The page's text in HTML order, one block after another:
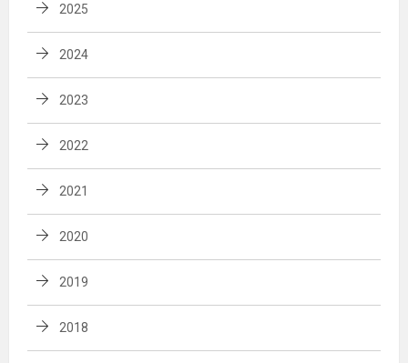
2025
2024
2023
2022
2021
2020
2019
2018